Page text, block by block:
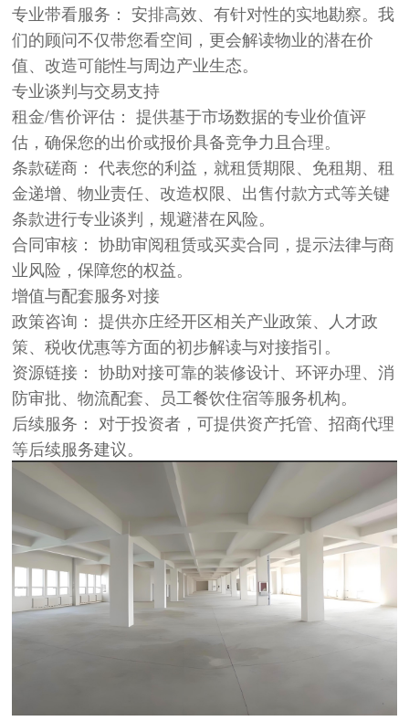
专业带看服务： 安排高效、有针对性的实地勘察。我
们的顾问不仅带您看空间，更会解读物业的潜在价
值、改造可能性与周边产业生态。
专业谈判与交易支持
租金/售价评估： 提供基于市场数据的专业价值评
估，确保您的出价或报价具备竞争力且合理。
条款磋商： 代表您的利益，就租赁期限、免租期、租
金递增、物业责任、改造权限、出售付款方式等关键
条款进行专业谈判，规避潜在风险。
合同审核： 协助审阅租赁或买卖合同，提示法律与商
业风险，保障您的权益。
增值与配套服务对接
政策咨询： 提供亦庄经开区相关产业政策、人才政
策、税收优惠等方面的初步解读与对接指引。
资源链接： 协助对接可靠的装修设计、环评办理、消
防审批、物流配套、员工餐饮住宿等服务机构。
后续服务： 对于投资者，可提供资产托管、招商代理
等后续服务建议。